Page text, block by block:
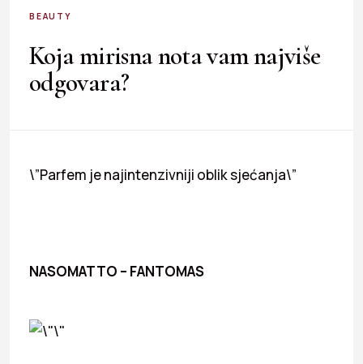
BEAUTY
Koja mirisna nota vam najviše
odgovara?
\”Parfem je najintenzivniji oblik sjećanja\”
NASOMATTO – FANTOMAS